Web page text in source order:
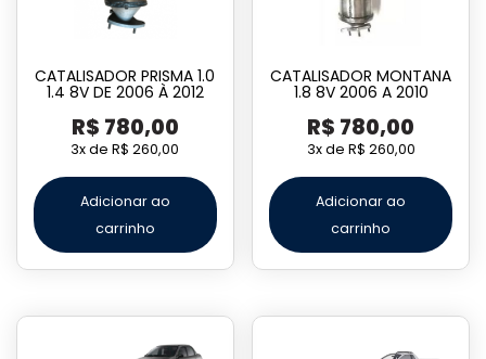
CATALISADOR PRISMA 1.0
1.4 8V DE 2006 À 2012
R$ 780,00
3x deR$ 260,00
Adicionar ao
carrinho
CATALISADOR MONTANA
1.8 8V 2006 A 2010
R$ 780,00
3x de R$ 260,00
Adicionar ao
carrinho